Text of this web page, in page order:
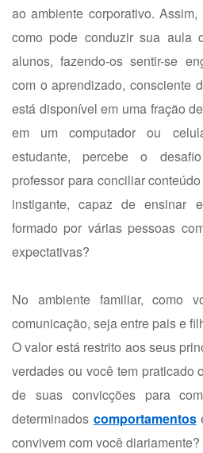
ao ambiente corporativo.
como pode conduzir sua aula
alunos, fazendo-os sentir-se
com o aprendizado, consciente
está disponível em uma fração
em um computador ou
estudante, percebe o
professor para conciliar
instigante, capaz de ensinar
formado por várias pessoas
expectativas?
No ambiente familiar, como
comunicação, seja entre pais e
O valor está restrito aos seus
verdades ou você tem praticado
de suas convicções para
determinados comportamentos
convivem com você diariamente?